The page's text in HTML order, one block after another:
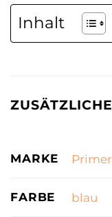
Inhalt
MARKE
FARBE blau